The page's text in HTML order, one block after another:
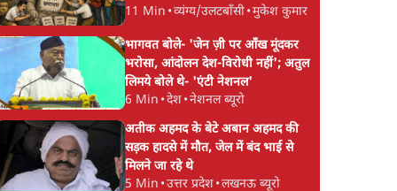
11 Min •व्यंग्य/उलटबाँसी•मुकेश कुमार
भागवत बोले- 'जेन ज़ी पर आँख मूंदकर
भरोसा, आंदोलन देश-विरोधी नहीं'; अतुल
लिमये बोले थे- 'एंटी नेशनल'
6 Min •देश•नेशनल ब्यूरो
अतीक अहमद के बेटे अबान अहमद की
सड़क हादसे में मौत, जेल में बंद भाई से
मिलने जा रहे थे
5 Min •उत्तर प्रदेश•लखनऊ ब्यूरो